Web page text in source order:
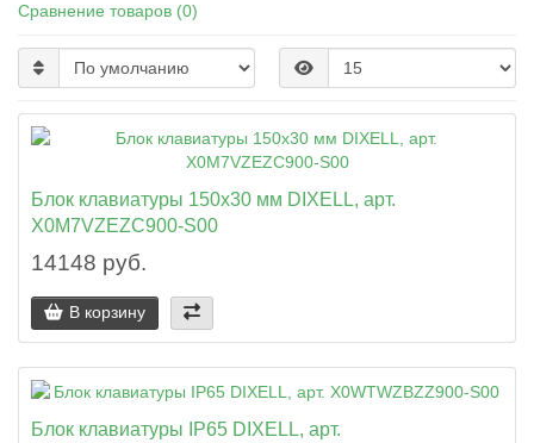
Сравнение товаров (0)
Блок клавиатуры 150x30 мм DIXELL, арт.
X0M7VZEZC900-S00
14148 руб.
В корзину
Блок клавиатуры IP65 DIXELL, арт.